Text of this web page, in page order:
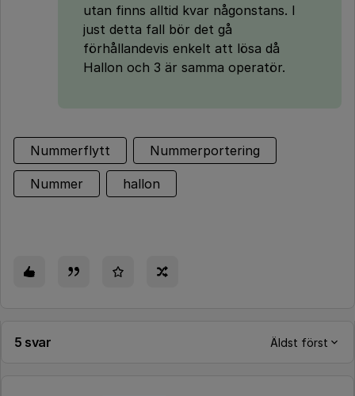
utan finns alltid kvar någonstans. I
just detta fall bör det gå
förhållandevis enkelt att lösa då
Hallon och 3 är samma operatör.
Nummerflytt Nummerportering
Nummer hallon
5 svar Äldst först